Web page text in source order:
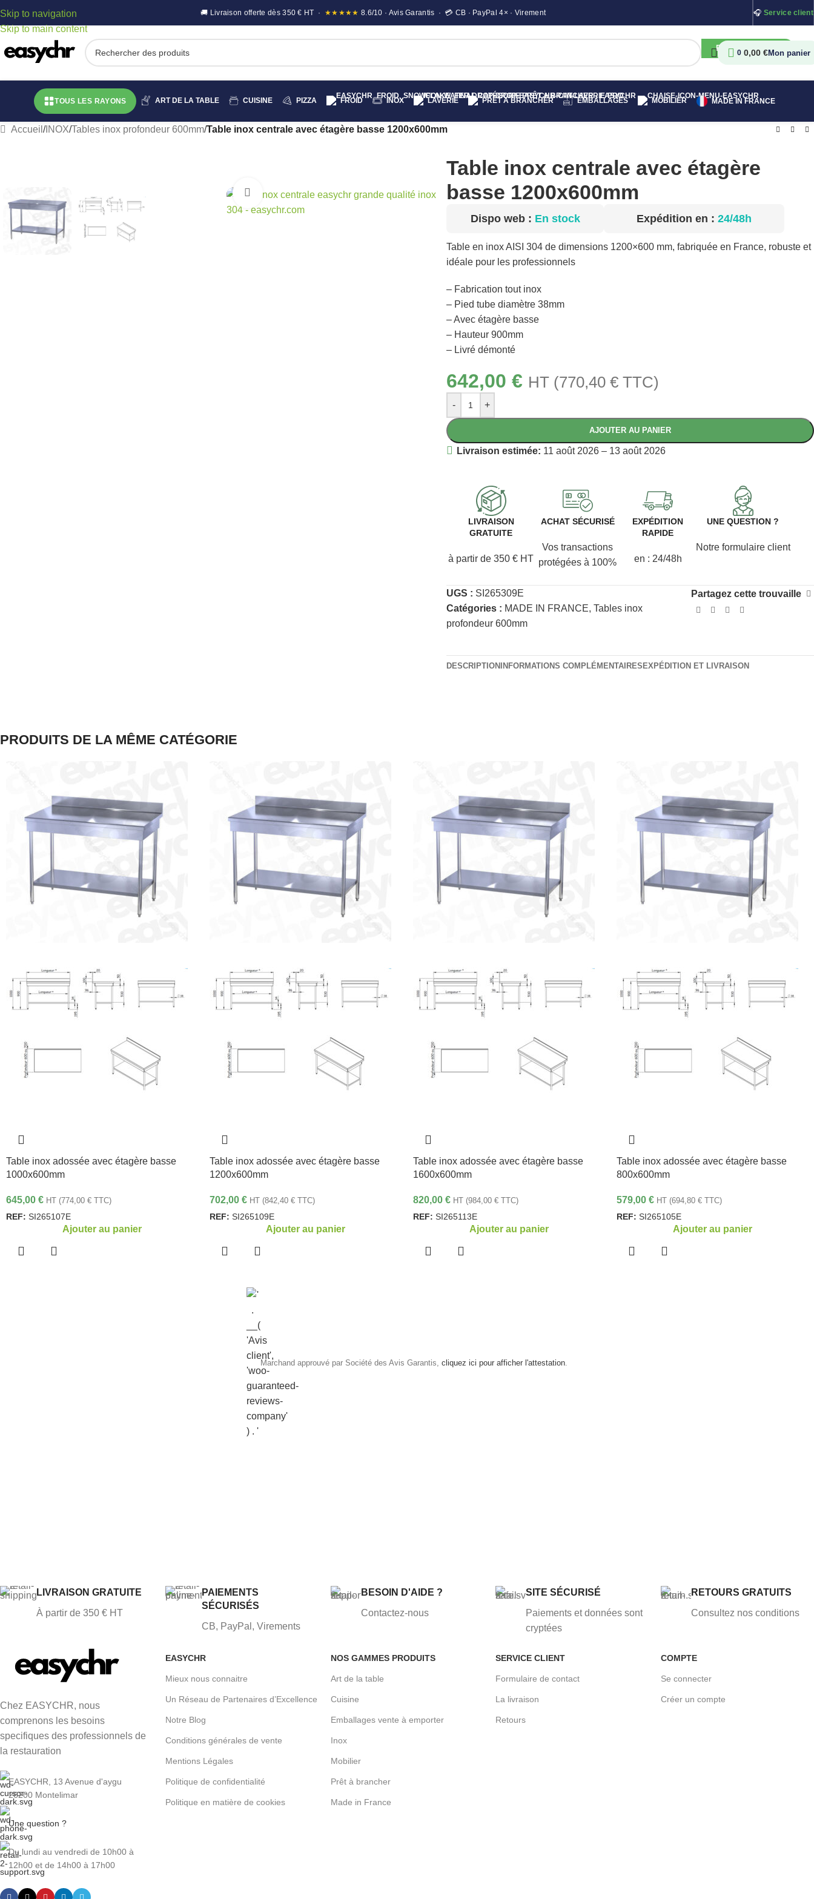
Skip to navigation
Skip to main content
🚚 Livraison offerte dès 350 € HT · ★★★★★ 8.6/10 · Avis Garantis · 💳 CB · PayPal 4× · Virement 🎧 Service client
RECHERCHER
0 0,00 €
TOUS LES RAYONS ART DE LA TABLE CUISINE PIZZA FROID INOX LAVERIE PRÊT A BRANCHER EMBALLAGES MOBILIER MADE IN FRANCE
Accueil /INOX/Tables inox profondeur 600mm/Table inox centrale avec étagère basse 1200x600mm
Cliquez pour agrandir
Table inox centrale avec étagère
basse 1200x600mm
Dispo web : En stock Expédition en :24/48h
Table en inox AISI 304 de dimensions 1200×600 mm, fabriquée en France, robuste et
idéale pour les professionnels
– Fabrication tout inox
– Pied tube diamètre 38mm
– Avec étagère basse
– Hauteur 900mm
– Livré démonté
642,00€ HT (770,40€ TTC)
- +
AJOUTER AU PANIER
Livraison estimée: 11 août 2026 – 13 août 2026
LIVRAISON
GRATUITE
à partir de 350 € HT
ACHAT SÉCURISÉ
Vos transactions
protégées à 100%
EXPÉDITION
RAPIDE
en : 24/48h
UNE QUESTION ?
Notre formulaire client
UGS : SI265309E
Catégories : MADE IN FRANCE, Tables inox
profondeur 600mm
Partagez cette trouvaille
DESCRIPTIONINFORMATIONS COMPLÉMENTAIRESEXPÉDITION ET LIVRAISON
PRODUITS DE LA MÊME CATÉGORIE
Table inox adossée avec étagère basse
1000x600mm
645,00 € HT (774,00 € TTC)
REF: SI265107E
Ajouter au panier
Table inox adossée avec étagère basse
1200x600mm
702,00 € HT (842,40 € TTC)
REF: SI265109E
Ajouter au panier
Table inox adossée avec étagère basse
1600x600mm
820,00 € HT (984,00 € TTC)
REF: SI265113E
Ajouter au panier
Table inox adossée avec étagère basse
800x600mm
579,00 € HT (694,80 € TTC)
REF: SI265105E
Ajouter au panier
Marchand approuvé par Société des Avis Garantis, cliquez ici pour afficher l'attestation
LIVRAISON GRATUITE
À partir de 350 € HT
PAIEMENTS
SÉCURISÉS
CB, PayPal, Virements
BESOIN D'AIDE ?
Contactez-nous
SITE SÉCURISÉ
Paiements et données sont
cryptées
RETOURS GRATUITS
Consultez nos conditions
Chez EASYCHR, nous
comprenons les besoins
specifiques des professionnels de
la restauration
EASYCHR, 13 Avenue d'aygu
26200 Montelimar
Une question ?
Du lundi au vendredi de 10h00 à
12h00 et de 14h00 à 17h00
EASYCHR
Mieux nous connaitre
Un Réseau de Partenaires d’Excellence
Notre Blog
Conditions générales de vente
Mentions Légales
Politique de confidentialité
Politique en matière de cookies
NOS GAMMES PRODUITS
Art de la table
Cuisine
Emballages vente à emporter
Inox
Mobilier
Prêt à brancher
Made in France
SERVICE CLIENT
Formulaire de contact
La livraison
Retours
COMPTE
Se connecter
Créer un compte